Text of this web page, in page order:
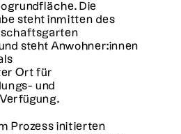
Die
steht inmitten des
steht Anwohner:innen
Ort für
und
Prozess initierten